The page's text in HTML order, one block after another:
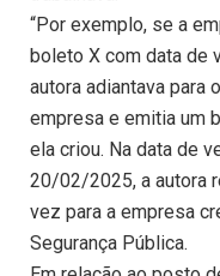
“Por exemplo, se a
boleto X com data de
autora adiantava
empresa e emitia um
ela criou. Na data de
20/02/2025, a autora
vez para a empresa
Segurança Pública.